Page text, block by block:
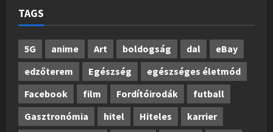
TAGS
5G anime Art boldogság dal
eBay
edzőterem
Egészség
egészséges életmód
Facebook
film Fordítóirodák
futball
Gasztronómia
hitel Hiteles
karrier